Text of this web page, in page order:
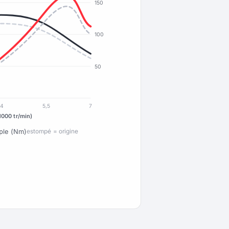
50
100
150
4 5,5 7
tr/min)
(Nm)estompé = origine